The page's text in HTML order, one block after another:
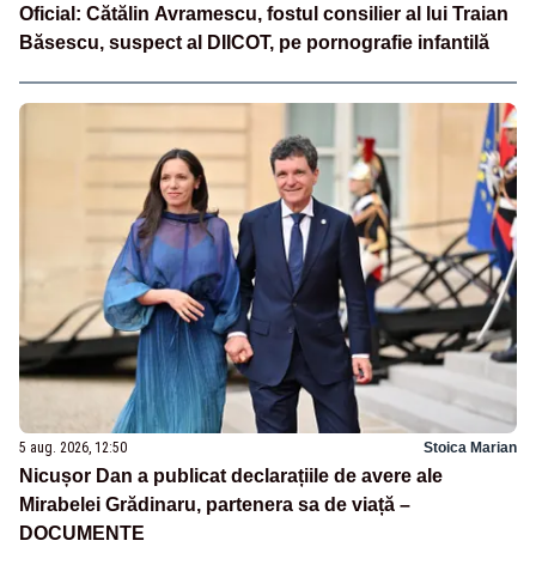
Oficial: Cătălin Avramescu, fostul consilier al lui Traian
Băsescu, suspect al DIICOT, pe pornografie infantilă
5 aug. 2026, 12:50 Stoica Marian
Nicușor Dan a publicat declarațiile de avere ale
Mirabelei Grădinaru, partenera sa de viață –
DOCUMENTE